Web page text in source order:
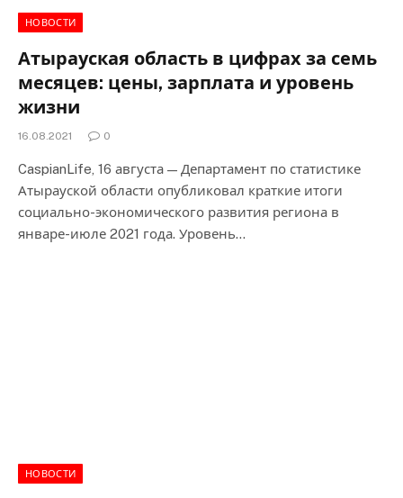
НОВОСТИ
Атырауская область в цифрах за семь
месяцев: цены, зарплата и уровень
жизни
16.08.2021 0
CaspianLife, 16 августа — Департамент по статистике
Атырауской области опубликовал краткие итоги
социально-экономического развития региона в
январе-июле 2021 года. Уровень…
НОВОСТИ